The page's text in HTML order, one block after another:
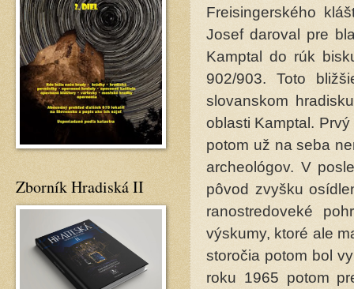
Freisingerského
Josef daroval pre
Kamptal do rúk
902/903. Toto
slovanskom
oblasti Kamptal.
potom už na seba
archeológov. V
pôvod zvyšku
ranostredoveké
výskumy, ktoré ale
storočia potom bol
roku 1965 potom
Zborník Hradiská II